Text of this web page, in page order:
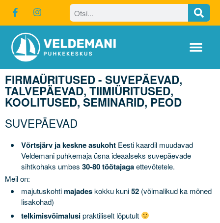
Puhkekeskus
Suvemajad
FIRMAÜRITUSED - SUVEPÄEVAD,
TALVEPÄEVAD, TIIMIÜRITUSED,
KOOLITUSED, SEMINARID, PEOD
SUVEPÄEVAD
Võrtsjärv ja keskne asukoht Eesti kaardil muudavad
Veldemani puhkemaja üsna ideaalseks suvepäevade
sihtkohaks umbes 30-80 töötajagaettevõtetele.
Meil on:
majutuskohtimajadeskokku kuni52 (võimalikud ka mõned
lisakohad)
telkimisvõimalusipraktiliselt lõputult